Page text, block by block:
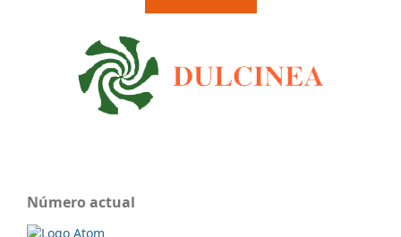
Número actual